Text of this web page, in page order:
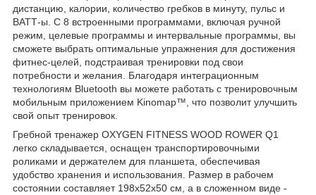
дистанцию, калории, количество гребков в минуту, пульс и
ВАТТ-ы. С 8 встроенными программами, включая ручной
режим, целевые программы и интервальные программы, вы
сможете выбрать оптимальные упражнения для достижения
фитнес-целей, подстраивая тренировки под свои
потребности и желания. Благодаря интеграционным
технологиям Bluetooth вы можете работать с тренировочным
мобильным приложением Kinomap™, что позволит улучшить
свой опыт тренировок.
Гребной тренажер OXYGEN FITNESS WOOD ROWER Q1
легко складывается, оснащен транспортировочными
роликами и держателем для планшета, обеспечивая
удобство хранения и использования. Размер в рабочем
состоянии составляет 198x52x50 см, а в сложенном виде -